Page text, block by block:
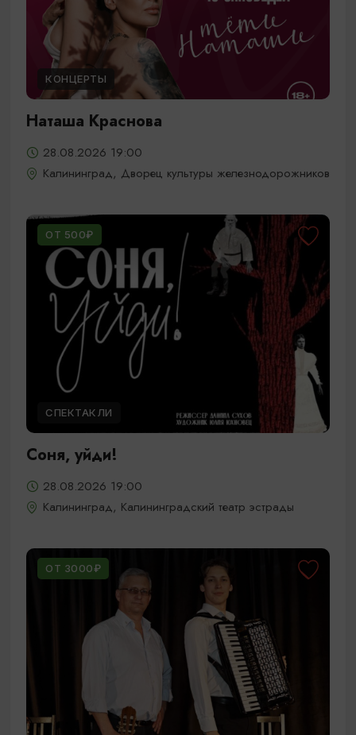
КОНЦЕРТЫ
Наташа Краснова
28.08.2026 19:00
Калининград, Дворец культуры железнодорожников
ОТ 500₽
СПЕКТАКЛИ
Соня, уйди!
28.08.2026 19:00
Калининград, Калининградский театр эстрады
ОТ 3000₽